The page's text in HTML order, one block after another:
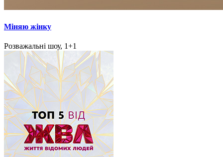
Міняю жінку
Розважальні шоу, 1+1